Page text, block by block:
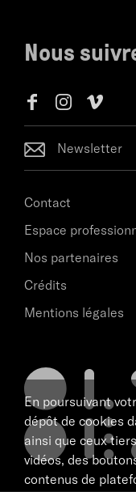
Nous
Newsletter
Contact
Espace
Nos partenaires
Crédits
Mentions légales
En poursuivant
dépôt de cookies
ainsi que ceux
vidéos, des
contenus de